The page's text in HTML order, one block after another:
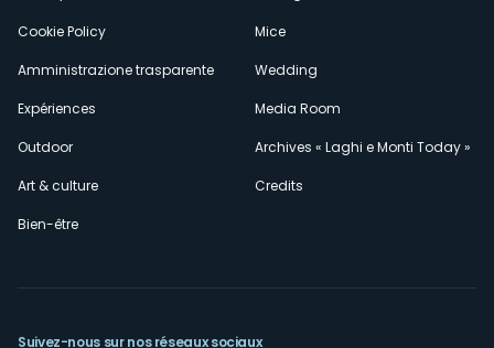
Cookie Policy
Amministrazione trasparente
Expériences
Outdoor
Art & culture
Bien-être
Mice
Wedding
Media Room
Archives « Laghi e Monti Today »
Credits
Suivez-nous sur nos réseaux sociaux